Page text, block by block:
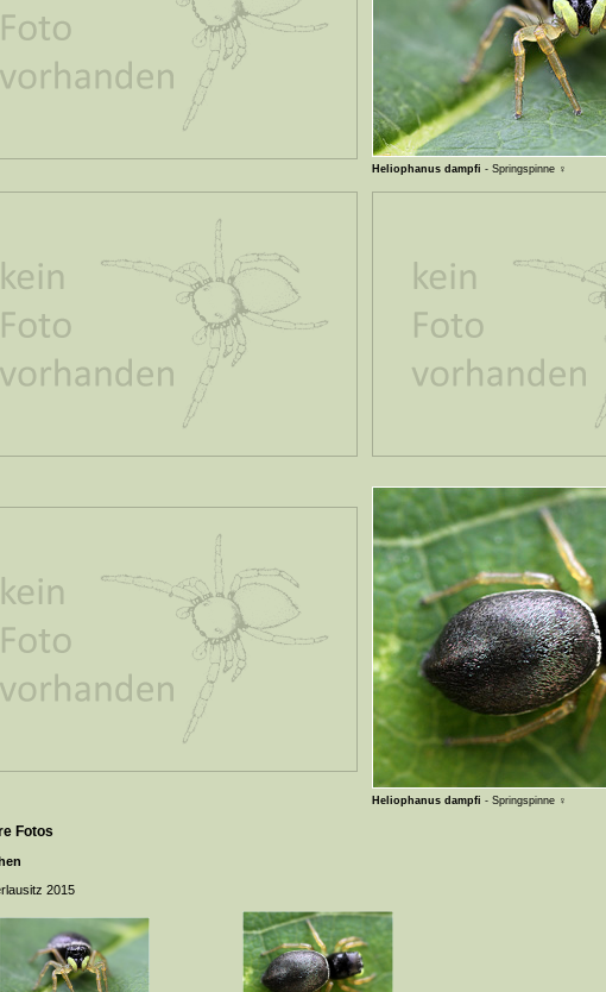
Heliophanus dampfi - Springspinne ♀
Heliophanus dampfi - Springspinne ♀
Fotos
2015